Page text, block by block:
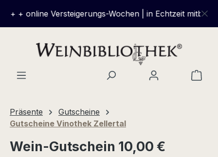
Zum Hauptinhalt springen
+ + online Versteigerungs-Wochen | in Echtzeit
Präsente
Gutscheine
Gutscheine Vinothek Zellertal
Wein-Gutschein 10,00 €